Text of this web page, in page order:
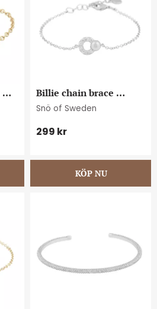
Billie chain brace
s/clear
Snö of Sweden
299 kr